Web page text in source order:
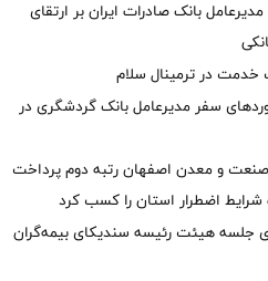
بانک صادرات ایران بر ارتقای
خدمت در ترمینال سلام
سفر مدیرعامل بانک گردشگری در
و معدن اصفهان رتبه دوم پرداخت
اضطرار استان را كسب كرد
جلسه هیئت رئیسه سندیکای بیمه‌گران